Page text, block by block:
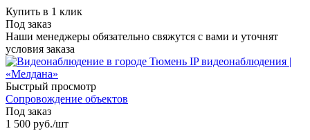
Купить в 1 клик
Под заказ
Наши менеджеры обязательно свяжутся с вами и уточнят
условия заказа
Быстрый просмотр
Сопровождение объектов
Под заказ
1 500 руб./шт